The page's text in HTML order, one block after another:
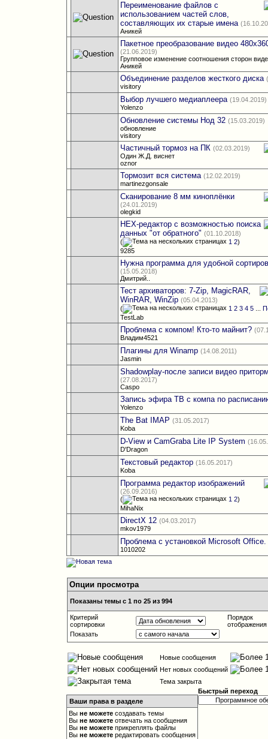
Переименование файлов с
использованием частей слов,
составляющих их старые имена
Аникей
Пакетное преобразование видео
(21.06.2019)
Групповое изменение соотношения сторон
Аникей
Объединение разделов жесткого диска
visitory
Выбор лучшего медиаплеера (19.04.2019)
Yolenzo
Обновление системы Нод 32 (15.03.2019)
обновление
visitory
Частичный тормоз на ПК (02.03.2019)
Один Ж.Д. виснет
oznor
Тормозит вся система (12.02.2019)
martinezgonsale
Сканирование 8 мм киноплёнки
(24.01.2019)
olegkid
HEX-редактор с возможностью поиска
данных "от обратного" (01.10.2018)
(
1 2)
9285
Нужна программа для удобной
(15.05.2018)
Дмитрий..
Тест архиваторов: 7-Zip, MagicRAR,
WinRAR, WinZip (05.04.2013)
(
1 2 3 4 5 ...
TestLab
Проблема с компом! Кто-то майнит?
Владим4521
Плагины для Winamp (14.08.2011)
Jasmin
Shadowplay-после записи видео
(27.08.2017)
Caspo
Запись эфира ТВ с компа по
Yolenzo
The Bat IMAP (31.05.2017)
Koba
D-View и CamGraba Lite IP System
D'Dragon
Текстовый редактор (16.05.2017)
Koba
Программа редактор изображений
(26.09.2016)
(
1 2)
MihaNix
DirectX 12 (04.03.2017)
mkov1979
Проблема с установкой Microsoft Office.
1010202
Опции просмотра
Показаны темы с 1 по 25 из 994
Критерий
сортировки
Порядок
отображения
Показать
Новые сообщения
Нет новых сообщений
Тема закрыта
Ваши права в разделе
Выне можете создавать темы
Выне можете отвечать на сообщения
Выне можете прикреплять файлы
Выне можете редактировать сообщения
Быстрый переход